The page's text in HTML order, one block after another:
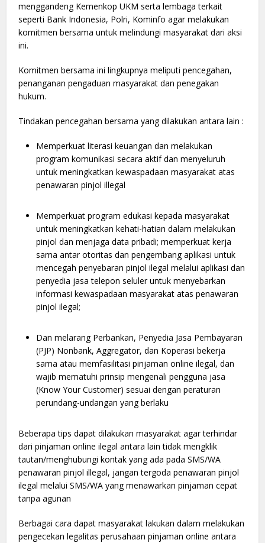
menggandeng Kemenkop UKM serta lembaga terkait
seperti Bank Indonesia, Polri, Kominfo agar melakukan
komitmen bersama untuk melindungi masyarakat dari aksi
ini.
Komitmen bersama ini lingkupnya meliputi pencegahan,
penanganan pengaduan masyarakat dan penegakan
hukum.
Tindakan pencegahan bersama yang dilakukan antara lain :
Memperkuat literasi keuangan dan melakukan
program komunikasi secara aktif dan menyeluruh
untuk meningkatkan kewaspadaan masyarakat atas
penawaran pinjol illegal
Memperkuat program edukasi kepada masyarakat
untuk meningkatkan kehati-hatian dalam melakukan
pinjol dan menjaga data pribadi; memperkuat kerja
sama antar otoritas dan pengembang aplikasi untuk
mencegah penyebaran pinjol ilegal melalui aplikasi dan
penyedia jasa telepon seluler untuk menyebarkan
informasi kewaspadaan masyarakat atas penawaran
pinjol ilegal;
Dan melarang Perbankan, Penyedia Jasa Pembayaran
(PJP) Nonbank, Aggregator, dan Koperasi bekerja
sama atau memfasilitasi pinjaman online ilegal, dan
wajib mematuhi prinsip mengenali pengguna jasa
(Know Your Customer) sesuai dengan peraturan
perundang-undangan yang berlaku
Beberapa tips dapat dilakukan masyarakat agar terhindar
dari pinjaman online ilegal antara lain tidak mengklik
tautan/menghubungi kontak yang ada pada SMS/WA
penawaran pinjol illegal, jangan tergoda penawaran pinjol
ilegal melalui SMS/WA yang menawarkan pinjaman cepat
tanpa agunan
Berbagai cara dapat masyarakat lakukan dalam melakukan
pengecekan legalitas perusahaan pinjaman online antara